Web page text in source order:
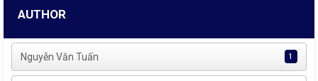
AUTHOR
Nguyễn Văn Tuấn 1